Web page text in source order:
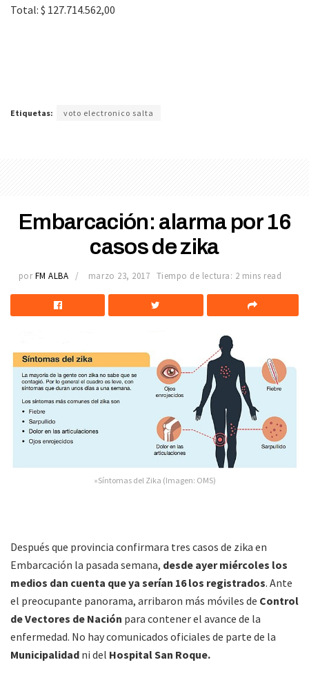
Total: $ 127.714.562,00
Etiquetas: voto electronico salta
Embarcación: alarma por 16
casos de zika
por FM ALBA marzo 23, 2017 Tiempo de lectura: 2 mins read
»Síntomas del Zika (Imagen: OMS)
Después que provincia confirmara tres casos de zika en
Embarcación la pasada semana, desde ayer miércoles los
medios dan cuenta que ya serían 16 los registrados. Ante
el preocupante panorama, arribaron más móviles de Control
de Vectores de Nación para contener el avance de la
enfermedad. No hay comunicados oficiales de parte de la
Municipalidad ni del Hospital San Roque.